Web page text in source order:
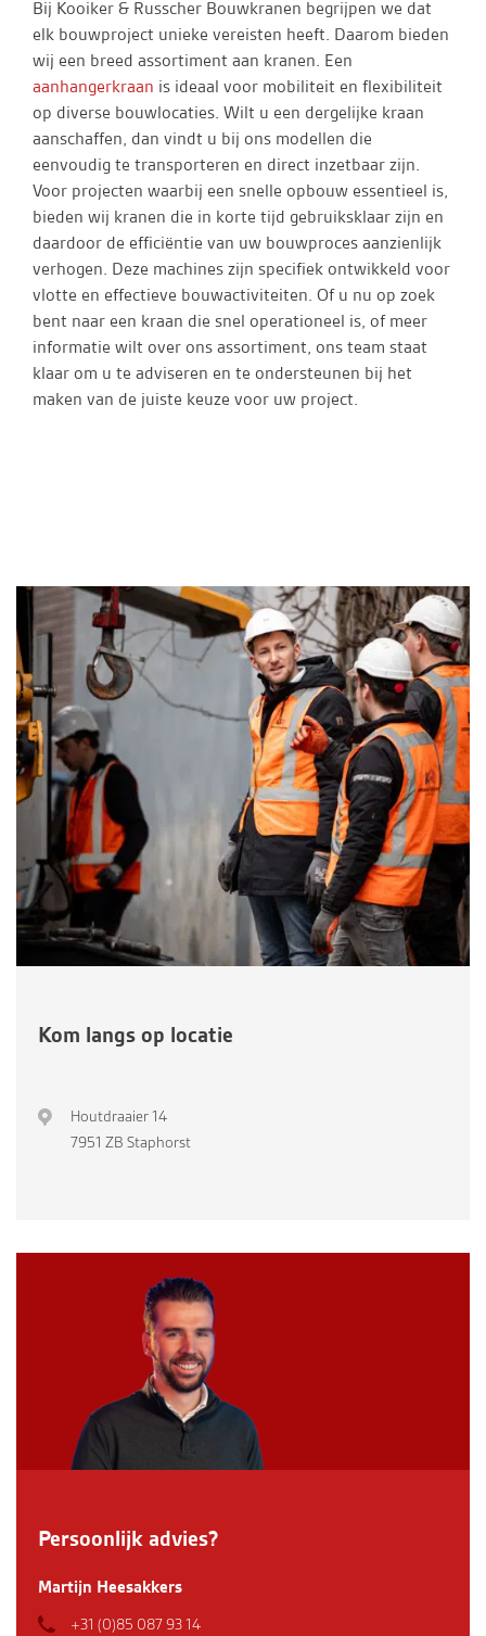
Bij Kooiker & Russcher Bouwkranen begrijpen we dat
elk bouwproject unieke vereisten heeft. Daarom bieden
wij een breed assortiment aan kranen. Een
aanhangerkraan is ideaal voor mobiliteit en flexibiliteit
op diverse bouwlocaties. Wilt u een dergelijke kraan
aanschaffen, dan vindt u bij ons modellen die
eenvoudig te transporteren en direct inzetbaar zijn.
Voor projecten waarbij een snelle opbouw essentieel is,
bieden wij kranen die in korte tijd gebruiksklaar zijn en
daardoor de efficiëntie van uw bouwproces aanzienlijk
verhogen. Deze machines zijn specifiek ontwikkeld voor
vlotte en effectieve bouwactiviteiten. Of u nu op zoek
bent naar een kraan die snel operationeel is, of meer
informatie wilt over ons assortiment, ons team staat
klaar om u te adviseren en te ondersteunen bij het
maken van de juiste keuze voor uw project.
Kom langs op locatie
Houtdraaier 14
7951 ZB Staphorst
Persoonlijk advies?
Martijn Heesakkers
+31 (0)85 087 93 14